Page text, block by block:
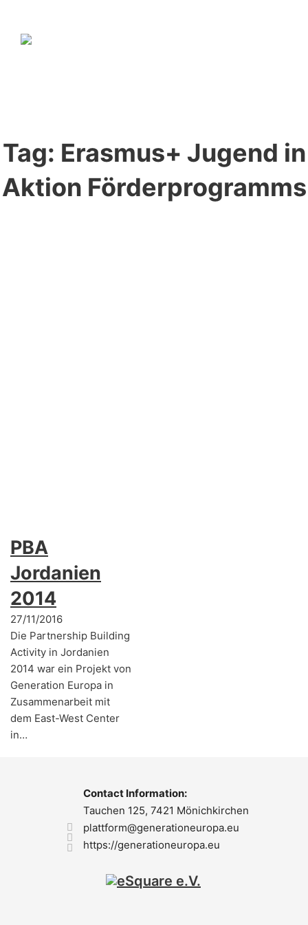
Tag: Erasmus+ Jugend in
Aktion Förderprogramms
PBA
Jordanien
2014
27/11/2016
Die Partnership Building
Activity in Jordanien
2014 war ein Projekt von
Generation Europa in
Zusammenarbeit mit
dem East-West Center
in…
Contact Information:
Tauchen 125, 7421 Mönichkirchen
plattform@generationeuropa.eu
https://generationeuropa.eu